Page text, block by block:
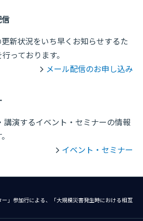
新状況をいち早くお知らせするた
っております。
メール配信のお申し込み
演するイベント・セミナーの情報
イベント・セミナー
ー」参加行による、「大規模災害発生時における相互